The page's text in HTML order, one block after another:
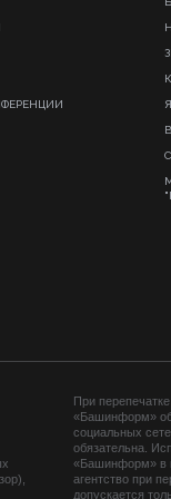
При
«Башинформ»
социальных
обязательна.
«Башинформ» в
агентство при
допускается